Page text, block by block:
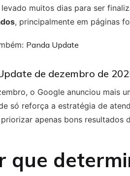
muitos dias para ser
, principalmente em páginas
Panda Update
de dezembro de
o Google anunciou mais
só reforça a estratégia de
apenas bons resultados
que